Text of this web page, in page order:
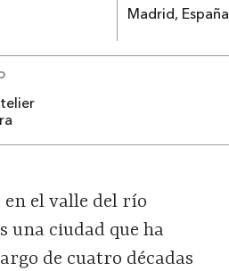
Madrid, España
en el valle del río
una ciudad que ha
de cuatro décadas